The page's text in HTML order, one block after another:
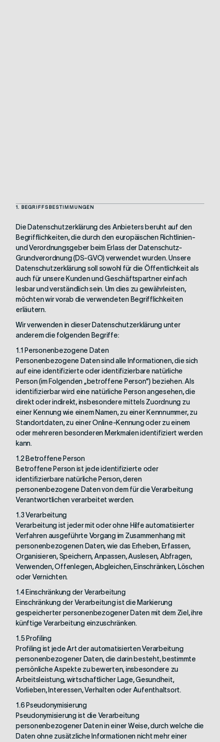
1. BEGRIFFSBESTIMMUNGEN
Die Datenschutzerklärung des Anbieters beruht auf den
Begrifflichkeiten, die durch den europäischen Richtlinien-
und Verordnungsgeber beim Erlass der Datenschutz-
Grundverordnung (DS-GVO) verwendet wurden. Unsere
Datenschutzerklärung soll sowohl für die Öffentlichkeit als
auch für unsere Kunden und Geschäftspartner einfach
lesbar und verständlich sein. Um dies zu gewährleisten,
möchten wir vorab die verwendeten Begrifflichkeiten
erläutern.
Wir verwenden in dieser Datenschutzerklärung unter
anderem die folgenden Begriffe:
1.1 Personenbezogene Daten
Personenbezogene Daten sind alle Informationen, die sich
auf eine identifizierte oder identifizierbare natürliche
Person (im Folgenden „betroffene Person“) beziehen. Als
identifizierbar wird eine natürliche Person angesehen, die
direkt oder indirekt, insbesondere mittels Zuordnung zu
einer Kennung wie einem Namen, zu einer Kennnummer, zu
Standortdaten, zu einer Online-Kennung oder zu einem
oder mehreren besonderen Merkmalen identifiziert werden
kann.
1.2 Betroffene Person
Betroffene Person ist jede identifizierte oder
identifizierbare natürliche Person, deren
personenbezogene Daten von dem für die Verarbeitung
Verantwortlichen verarbeitet werden.
1.3 Verarbeitung
Verarbeitung ist jeder mit oder ohne Hilfe automatisierter
Verfahren ausgeführte Vorgang im Zusammenhang mit
personenbezogenen Daten, wie das Erheben, Erfassen,
Organisieren, Speichern, Anpassen, Auslesen, Abfragen,
Verwenden, Offenlegen, Abgleichen, Einschränken, Löschen
oder Vernichten.
1.4 Einschränkung der Verarbeitung
Einschränkung der Verarbeitung ist die Markierung
gespeicherter personenbezogener Daten mit dem Ziel, ihre
künftige Verarbeitung einzuschränken.
1.5 Profiling
Profiling ist jede Art der automatisierten Verarbeitung
personenbezogener Daten, die darin besteht, bestimmte
persönliche Aspekte zu bewerten, insbesondere zu
Arbeitsleistung, wirtschaftlicher Lage, Gesundheit,
Vorlieben, Interessen, Verhalten oder Aufenthaltsort.
1.6 Pseudonymisierung
Pseudonymisierung ist die Verarbeitung
personenbezogener Daten in einer Weise, durch welche die
Daten ohne zusätzliche Informationen nicht mehr einer